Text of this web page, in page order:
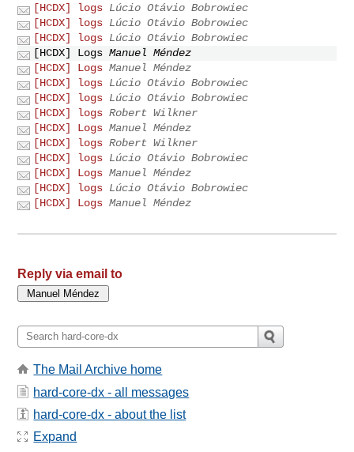
[HCDX] logs Lúcio Otávio Bobrowiec
[HCDX] logs Lúcio Otávio Bobrowiec
[HCDX] logs Lúcio Otávio Bobrowiec
[HCDX] Logs Manuel Méndez
[HCDX] Logs Manuel Méndez
[HCDX] logs Lúcio Otávio Bobrowiec
[HCDX] logs Lúcio Otávio Bobrowiec
[HCDX] logs Robert Wilkner
[HCDX] Logs Manuel Méndez
[HCDX] logs Robert Wilkner
[HCDX] logs Lúcio Otávio Bobrowiec
[HCDX] Logs Manuel Méndez
[HCDX] logs Lúcio Otávio Bobrowiec
[HCDX] Logs Manuel Méndez
Reply via email to
The Mail Archive home
hard-core-dx - all messages
hard-core-dx - about the list
Expand